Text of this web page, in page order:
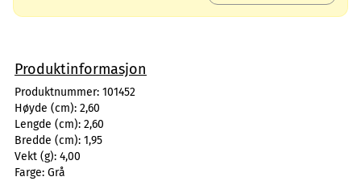
Produktinformasjon
Produktnummer: 101452
Høyde (cm): 2,60
Lengde (cm): 2,60
Bredde (cm): 1,95
Vekt (g): 4,00
Farge: Grå